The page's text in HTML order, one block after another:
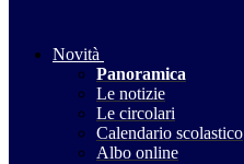
Novità
Panoramica
Le notizie
Le circolari
Calendario scolastico
Albo online